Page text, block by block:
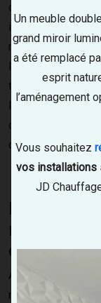
Un meuble
grand miroir
a été remplacé
esprit
l’aménagement
Vous souhaitez
vos installations
JD
dédié en plus
interventions en
nettoyage
liés à
tirage, réduit la
l’accumulation
démarche
d’incendie et
Pourquoi
Avec le temps,
résidus dans le